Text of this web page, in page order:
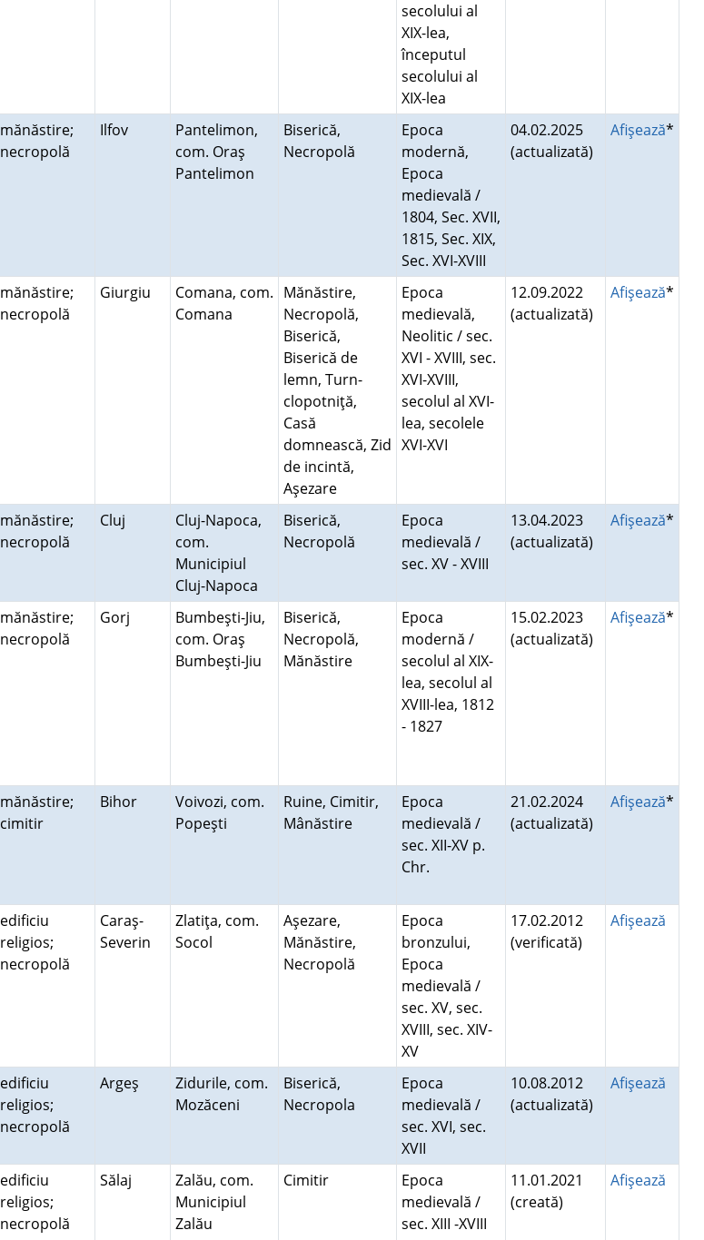
secolului al
XIX-lea,
începutul
secolului al
XIX-lea
mănăstire;
necropolă
Ilfov
Pantelimon,
com. Oraş
Pantelimon
Biserică,
Necropolă
Epoca
modernă,
Epoca
medievală /
1804, Sec. XVII,
1815, Sec. XIX,
Sec. XVI-XVIII
04.02.2025
(actualizată)
Afişează*
mănăstire;
necropolă
Giurgiu
Comana, com.
Comana
Mănăstire,
Necropolă,
Biserică,
Biserică de
lemn, Turn-
clopotniţă,
Casă
domnească, Zid
de incintă,
Aşezare
Epoca
medievală,
Neolitic / sec.
XVI - XVIII, sec.
XVI-XVIII,
secolul al XVI-
lea, secolele
XVI-XVI
12.09.2022
(actualizată)
Afişează*
mănăstire;
necropolă
Cluj
Cluj-Napoca,
com.
Municipiul
Cluj-Napoca
Biserică,
Necropolă
Epoca
medievală /
sec. XV - XVIII
13.04.2023
(actualizată)
Afişează*
mănăstire;
necropolă
Gorj
Bumbeşti-Jiu,
com. Oraş
Bumbeşti-Jiu
Biserică,
Necropolă,
Mănăstire
Epoca
modernă /
secolul al XIX-
lea, secolul al
XVIII-lea, 1812
- 1827
15.02.2023
(actualizată)
Afişează*
mănăstire;
cimitir
Bihor
Voivozi, com.
Popeşti
Ruine, Cimitir,
Mânăstire
Epoca
medievală /
sec. XII-XV p.
Chr.
21.02.2024
(actualizată)
Afişează*
edificiu
religios;
necropolă
Caraş-
Severin
Zlatiţa, com.
Socol
Aşezare,
Mănăstire,
Necropolă
Epoca
bronzului,
Epoca
medievală /
sec. XV, sec.
XVIII, sec. XIV-
XV
17.02.2012
(verificată)
Afişează
edificiu
religios;
necropolă
Argeş
Zidurile, com.
Mozăceni
Biserică,
Necropola
Epoca
medievală /
sec. XVI, sec.
XVII
10.08.2012
(actualizată)
Afişează
edificiu
religios;
necropolă
Sălaj
Zalău, com.
Municipiul
Zalău
Cimitir
Epoca
medievală /
sec. XIII -XVIII
11.01.2021
(creată)
Afişează